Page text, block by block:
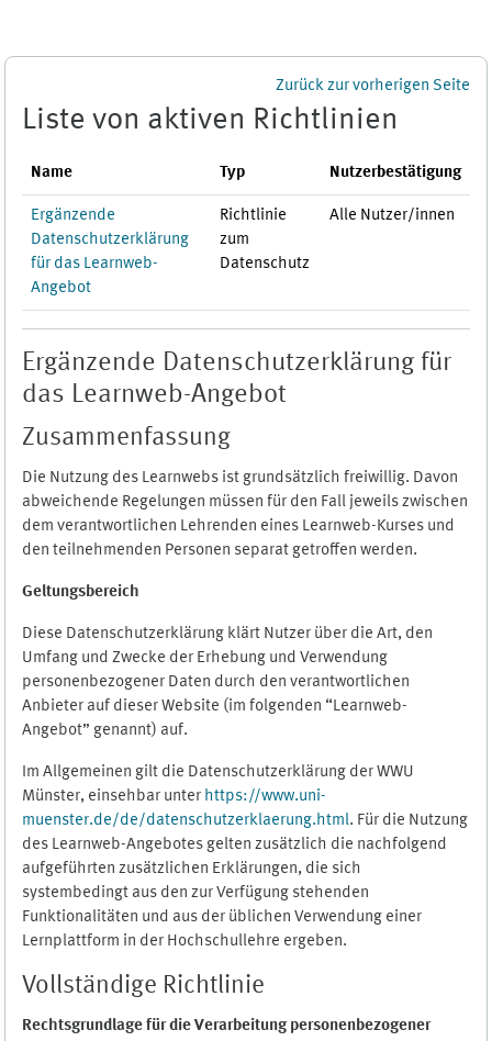
Zurück zur vorherigen Seite
Liste von aktiven Richtlinien
Name Typ Nutzerbestätigung
Ergänzende
Datenschutzerklärung
für das Learnweb-
Angebot
Richtlinie
zum
Datenschutz
Alle Nutzer/innen
Ergänzende Datenschutzerklärung für
das Learnweb-Angebot
Zusammenfassung
Die Nutzung des Learnwebs ist grundsätzlich freiwillig. Davon
abweichende Regelungen müssen für den Fall jeweils zwischen
dem verantwortlichen Lehrenden eines Learnweb-Kurses und
den teilnehmenden Personen separat getroffen werden.
Geltungsbereich
Diese Datenschutzerklärung klärt Nutzer über die Art, den
Umfang und Zwecke der Erhebung und Verwendung
personenbezogener Daten durch den verantwortlichen
Anbieter auf dieser Website (im folgenden “Learnweb-
Angebot” genannt) auf.
Im Allgemeinen gilt die Datenschutzerklärung der WWU
Münster, einsehbar unter https://www.uni-
muenster.de/de/datenschutzerklaerung.html. Für die Nutzung
des Learnweb-Angebotes gelten zusätzlich die nachfolgend
aufgeführten zusätzlichen Erklärungen, die sich
systembedingt aus den zur Verfügung stehenden
Funktionalitäten und aus der üblichen Verwendung einer
Lernplattform in der Hochschullehre ergeben.
Vollständige Richtlinie
Rechtsgrundlage für die Verarbeitung personenbezogener